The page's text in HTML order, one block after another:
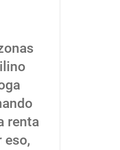
renta
eso,